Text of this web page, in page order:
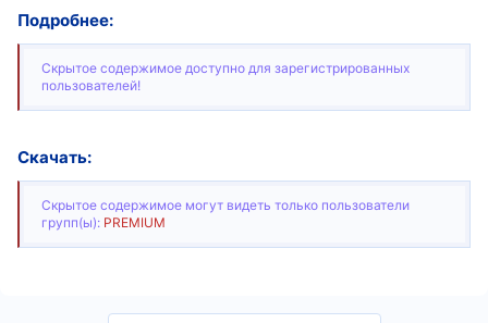
Подробнее:
Скрытое содержимое доступно для зарегистрированных
пользователей!
Скачать:
Скрытое содержимое могут видеть только пользователи
групп(ы): PREMIUM